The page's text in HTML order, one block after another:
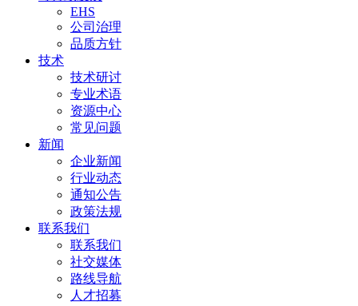
EHS
公司治理
品质方针
技术
技术研讨
专业术语
资源中心
常见问题
新闻
企业新闻
行业动态
通知公告
政策法规
联系我们
联系我们
社交媒体
路线导航
人才招募